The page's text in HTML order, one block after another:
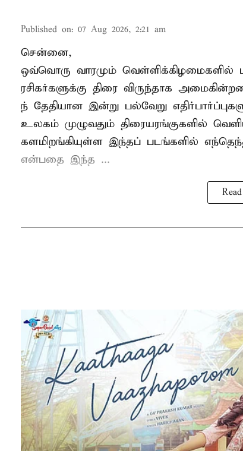
Published on: 07 Aug 2026, 2:21 am
சென்னை,
ஒவ்வொரு வாரமும் வெள்ளிக்கிழமைகளில்
ரசிகர்களுக்கு திரை விருந்தாக
ந் தேதியான இன்று பல்வேறு
உலகம் முழுவதும் திரையரங்குகளில்
களமிறங்கியுள்ள இந்தப் படங்களில்
என்பதை இந்த ...